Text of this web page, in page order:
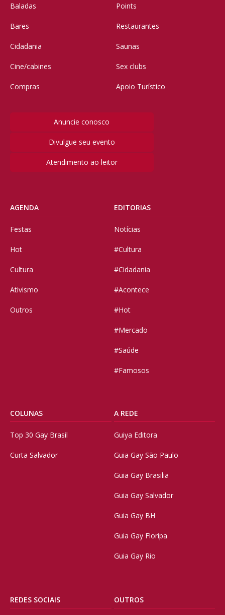
Baladas
Bares
Cidadania
Cine/cabines
Compras
Points
Restaurantes
Saunas
Sex clubs
Apoio Turístico
Anuncie conosco
Divulgue seu evento
Atendimento ao leitor
AGENDA
Festas
Hot
Cultura
Ativismo
Outros
EDITORIAS
Notícias
#Cultura
#Cidadania
#Acontece
#Hot
#Mercado
#Saúde
#Famosos
COLUNAS
Top 30 Gay Brasil
Curta Salvador
A REDE
Guiya Editora
Guia Gay São Paulo
Guia Gay Brasilia
Guia Gay Salvador
Guia Gay BH
Guia Gay Floripa
Guia Gay Rio
REDES SOCIAIS OUTROS